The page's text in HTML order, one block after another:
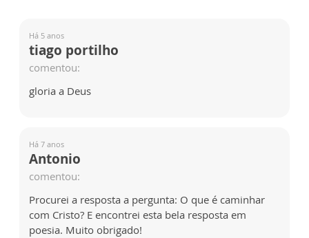
Há 5 anos
tiago portilho
comentou:
gloria a Deus
Há 7 anos
Antonio
comentou:
Procurei a resposta a pergunta: O que é caminhar
com Cristo? E encontrei esta bela resposta em
poesia. Muito obrigado!